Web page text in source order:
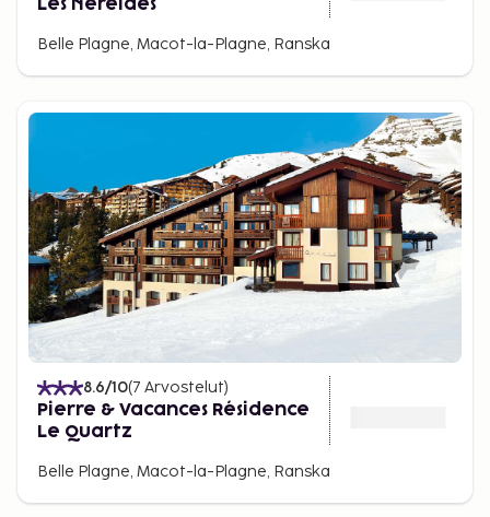
Les Nereides
Belle Plagne, Macot-la-Plagne, Ranska
8.6/10(7 Arvostelut)
Pierre & Vacances Résidence
Le Quartz
Belle Plagne, Macot-la-Plagne, Ranska